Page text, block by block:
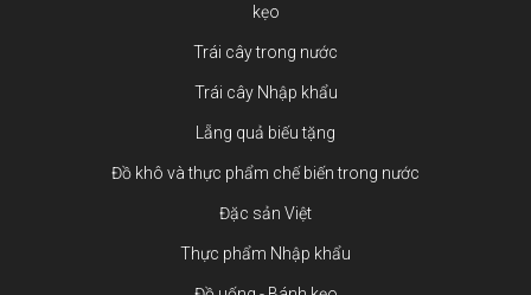
kẹo
Trái cây trong nước
Trái cây Nhập khẩu
Lẵng quả biếu tặng
Đồ khô và thực phẩm chế biến trong nước
Đặc sản Việt
Thực phẩm Nhập khẩu